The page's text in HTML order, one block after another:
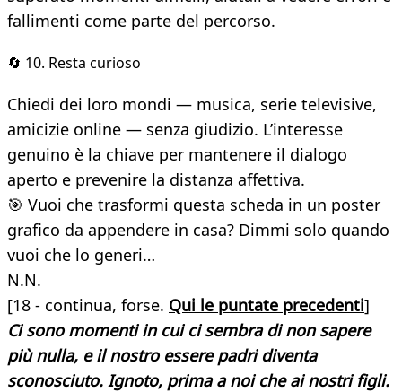
fallimenti come parte del percorso.
🔄 10. Resta curioso
Chiedi dei loro mondi — musica, serie televisive,
amicizie online — senza giudizio. L’interesse
genuino è la chiave per mantenere il dialogo
aperto e prevenire la distanza affettiva.
🎯 Vuoi che trasformi questa scheda in un poster
grafico da appendere in casa? Dimmi solo quando
vuoi che lo generi…
N.N.
[18 - continua, forse. Qui le puntate precedenti]
Ci sono momenti in cui ci sembra di non sapere
più nulla, e il nostro essere padri diventa
sconosciuto. Ignoto, prima a noi che ai nostri figli.